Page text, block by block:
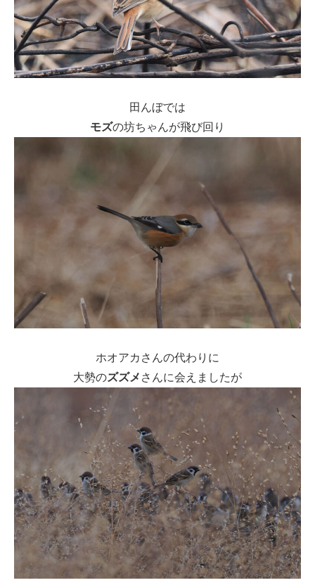
田んぼでは
モズの坊ちゃんが飛び回り
ホオアカさんの代わりに
大勢のズズメ さんに会えましたが